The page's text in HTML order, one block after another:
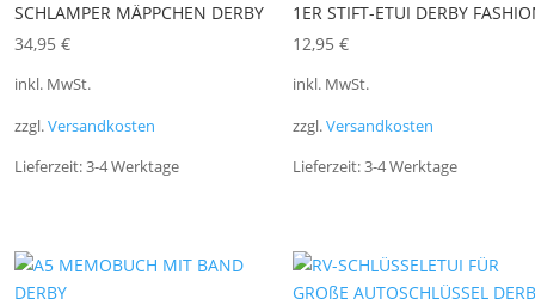
SCHLAMPER MÄPPCHEN DERBY
34,95 €
inkl. MwSt.
zzgl.Versandkosten
Lieferzeit:3-4 Werktage
1ER STIFT-ETUI DERBY
12,95 €
inkl. MwSt.
zzgl.Versandkosten
Lieferzeit:3-4 Werktage